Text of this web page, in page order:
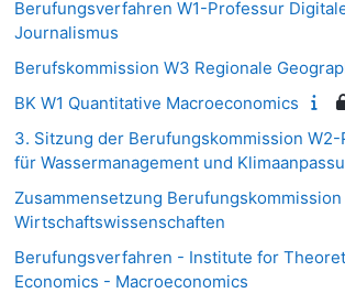
Berufungsverfahren W1-Professur
Journalismus
Berufskommission W3 Regionale
BK W1 Quantitative Macroeconomics
3. Sitzung der Berufungskommission
für Wassermanagement und
Zusammensetzung
Wirtschaftswissenschaften
Berufungsverfahren - Institute for
Economics - Macroeconomics